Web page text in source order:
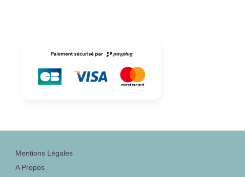
Mentions Légales
A Propos